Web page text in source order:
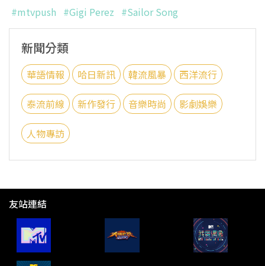
#mtvpush #Gigi Perez #Sailor Song
新聞分類
華語情報 哈日新訊 韓流風暴 西洋流行
泰流前線 新作發行 音樂時尚 影劇娛樂
人物專訪
友站連結